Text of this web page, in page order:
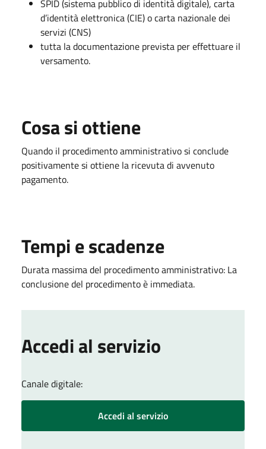
SPID (sistema pubblico di identità digitale), carta
d’identità elettronica (CIE) o carta nazionale dei
servizi (CNS)
tutta la documentazione prevista per effettuare il
versamento.
Cosa si ottiene
Quando il procedimento amministrativo si conclude
positivamente si ottiene la ricevuta di avvenuto
pagamento.
Tempi e scadenze
Durata massima del procedimento amministrativo: La
conclusione del procedimento è immediata.
Accedi al servizio
Canale digitale:
Accedi al servizio